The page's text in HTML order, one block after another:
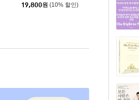
19,800원 (10% 할인)